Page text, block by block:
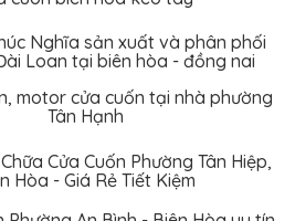
Nghĩa sản xuất và phân phối
Loan tại biên hòa - đồng nai
motor cửa cuốn tại nhà phường
Tân Hạnh
Cửa Cuốn Phường Tân Hiệp,
Hòa - Giá Rẻ Tiết Kiệm
Phường An Bình - Biên Hòa uy tín
, giá rẻ